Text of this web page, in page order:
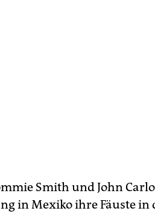
Smith und John
in Mexiko ihre Fäuste